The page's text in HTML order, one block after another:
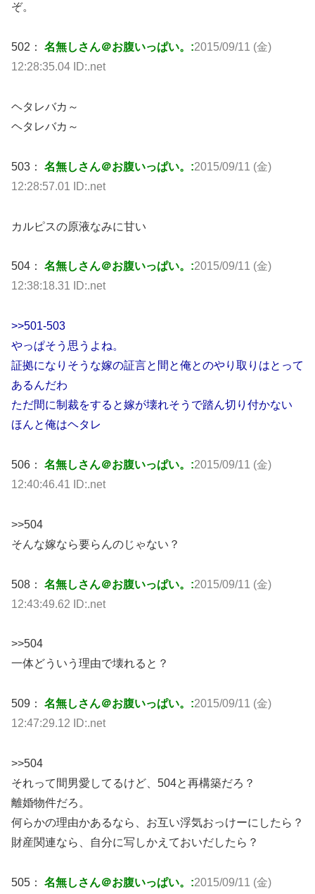
ぞ。
502： 名無しさん＠お腹いっぱい。:2015/09/11 (金)
12:28:35.04 ID:.net
ヘタレバカ～
ヘタレバカ～
503： 名無しさん＠お腹いっぱい。:2015/09/11 (金)
12:28:57.01 ID:.net
カルピスの原液なみに甘い
504： 名無しさん＠お腹いっぱい。:2015/09/11 (金)
12:38:18.31 ID:.net
>>501-503
やっぱそう思うよね。
証拠になりそうな嫁の証言と間と俺とのやり取りはとって
あるんだわ
ただ間に制裁をすると嫁が壊れそうで踏ん切り付かない
ほんと俺はヘタレ
506： 名無しさん＠お腹いっぱい。:2015/09/11 (金)
12:40:46.41 ID:.net
>>504
そんな嫁なら要らんのじゃない？
508： 名無しさん＠お腹いっぱい。:2015/09/11 (金)
12:43:49.62 ID:.net
>>504
一体どういう理由で壊れると？
509： 名無しさん＠お腹いっぱい。:2015/09/11 (金)
12:47:29.12 ID:.net
>>504
それって間男愛してるけど、504と再構築だろ？
離婚物件だろ。
何らかの理由かあるなら、お互い浮気おっけーにしたら？
財産関連なら、自分に写しかえておいだしたら？
505： 名無しさん＠お腹いっぱい。:2015/09/11 (金)